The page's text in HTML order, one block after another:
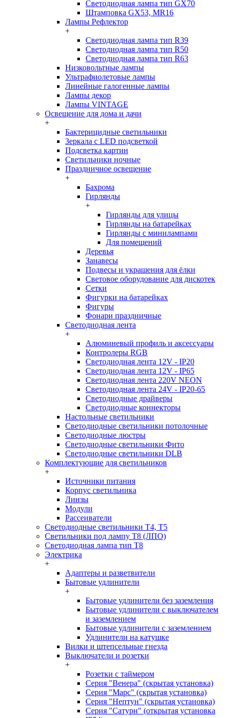
Светодиодная лампа тип GX70
Штамповка GX53, MR16
Лампы Рефлектор
+
Светодиодная лампа тип R39
Светодиодная лампа тип R50
Светодиодная лампа тип R63
Низковольтные лампы
Ультрафиолетовые лампы
Линейные галогенные лампы
Лампы декор
Лампы VINTAGE
Освещение для дома и дачи
+
Бактерицидные светильники
Зеркала с LED подсветкой
Подсветка картин
Светильники ночные
Праздничное освещение
+
Бахрома
Гирлянды
+
Гирлянды для улицы
Гирлянды на батарейках
Гирлянды с минилампами
Для помещений
Деревья
Занавесы
Подвесы и украшения для ёлки
Световое оборудование для дискотек
Сетки
Фигурки на батарейках
Фигуры
Фонари праздничные
Светодиодная лента
+
Алюминевый профиль и аксессуары
Контролеры RGB
Светодиодная лента 12V - IP20
Светодиодная лента 12V - IP65
Светодиодная лента 220V NEON
Светодиодная лента 24V - IP20-65
Светодиодные драйверы
Светодиодные коннекторы
Настольные светильники
Светодиодные светильники потолочные
Светодиодные люстры
Светодиодные светильники Фито
Светодиодные светильники DLB
Комплектующие для светильников
+
Источники питания
Корпус светильника
Линзы
Модули
Рассеиватели
Светодиодные светильники T4, T5
Светильники под лампу Т8 (ЛПО)
Светодиодная лампа тип T8
Электрика
+
Адаптеры и разветвители
Бытовые удлинители
+
Бытовые удлинители без заземления
Бытовые удлинители с выключателем
и заземлением
Бытовые удлинители с заземлением
Удлинители на катушке
Вилки и штепсельные гнезда
Выключатели и розетки
+
Розетки с таймером
Серия "Венера" (скрытая установка)
Серия "Марс" (скрытая установка)
Серия "Нептун" (скрытая установка)
Серия "Сатурн" (открытая установка